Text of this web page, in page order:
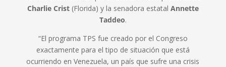
Charlie Crist (Florida) y la senadora estatal Annette
Taddeo.
“El programa TPS fue creado por el Congreso
exactamente para el tipo de situación que está
ocurriendo en Venezuela, un país que sufre una crisis